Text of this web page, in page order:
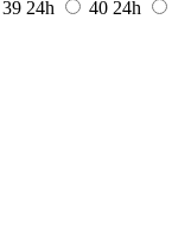
39 24h 40 24h